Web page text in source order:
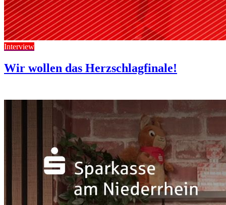
Interview
Wir wollen das Herzschlagfinale!